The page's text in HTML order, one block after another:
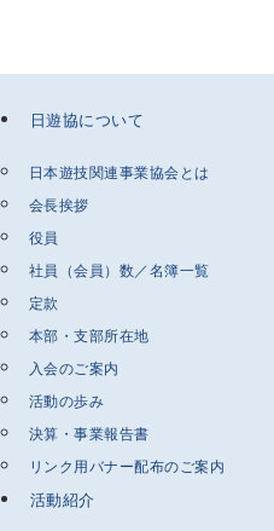
日遊協について
日本遊技関連事業協会とは
会長挨拶
役員
社員（会員）数／名簿一覧
定款
本部・支部所在地
入会のご案内
活動の歩み
決算・事業報告書
リンク用バナー配布のご案内
活動紹介